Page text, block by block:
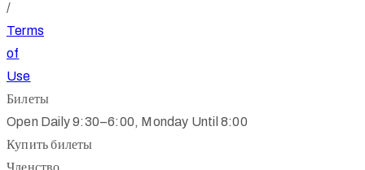
/
Terms
of
Use
Билеты
Open Daily 9:30–6:00, Monday Until 8:00
Купить билеты
Членство